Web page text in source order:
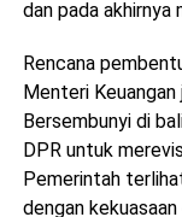
dan pada akhirnya
Rencana
Menteri Keuangan
Bersembunyi di
DPR untuk
Pemerintah
dengan